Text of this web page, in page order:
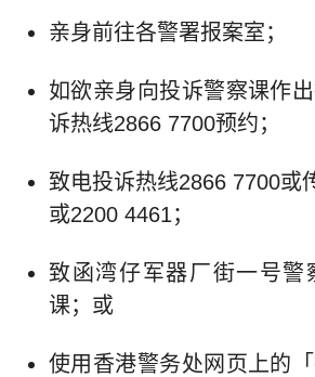
亲身前往各警署报案室；
如欲亲身向投诉警察课作
诉热线2866 7700预约；
致电投诉热线2866 7700或
或2200 4461；
致函湾仔军器厂街一号警
课；或
使用香港警务处网页上的